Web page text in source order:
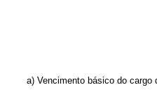
a) Vencimento básico do cargo